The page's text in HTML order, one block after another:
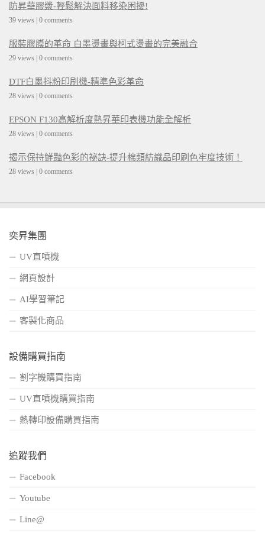
防昇華膠漿-輕鬆解決面料移染困擾!
39 views | 0 comments
服裝膠膜的革命 白墨燙畫與柯式燙畫的完美融合
29 views | 0 comments
DTF白墨抖粉印刷機-精準色彩革命
28 views | 0 comments
EPSON F130高解析度熱昇華印表機功能全解析
28 views | 0 comments
揭示保持鮮豔色彩的祕訣-提升棉類紡織品印刷色牢度技術！
28 views | 0 comments
奕昇集團
UV直噴機
網頁設計
AI學習筆記
客製化商品
設備購買指南
割字機購買指南
UV直噴機購買指南
熱轉印設備購買指南
追蹤我們
Facebook
Youtube
Line@